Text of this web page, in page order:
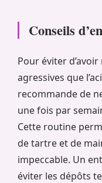
Conseils
Pour éviter
agressives que
recommande de
une fois par
Cette routine
de tartre et de
impeccable. Un
éviter les dépôts